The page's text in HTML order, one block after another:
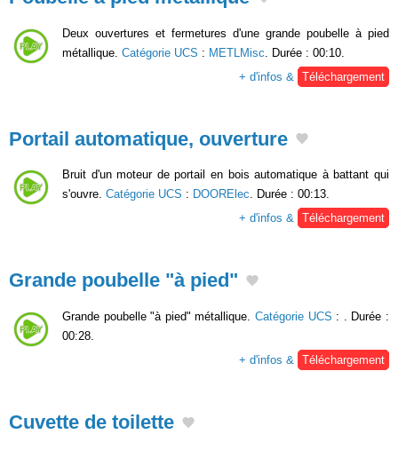
Deux ouvertures et fermetures d'une grande poubelle à pied
métallique. Catégorie UCS : METLMisc . Durée : 00:10.
+ d'infos &
Téléchargement
Portail automatique, ouverture
Bruit d'un moteur de portail en bois automatique à battant qui
s'ouvre. Catégorie UCS : DOORElec. Durée : 00:13.
+ d'infos & Téléchargement
Grande poubelle "à pied"
Grande poubelle "à pied" métallique. Catégorie UCS :
. Durée :
00:28.
+ d'infos &
Téléchargement
Cuvette de toilette